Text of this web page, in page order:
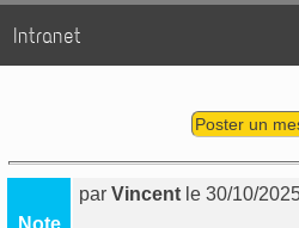
Intranet
Poster un
parVincent le 30/10/